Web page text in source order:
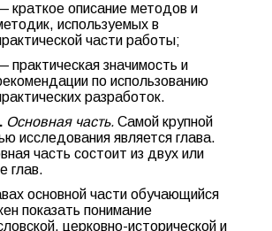
краткое описание методов и
используемых в
части работы;
практическая значимость и
по использованию
разработок.
Основная часть. Самой крупной
исследования является глава.
часть состоит из двух или
глав.
основной части обучающийся
показать понимание
церковно-исторической и